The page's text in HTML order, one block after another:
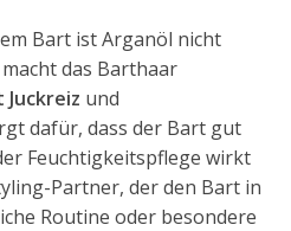
Bart ist Arganöl nicht
das Barthaar
und
dafür, dass der Bart gut
Feuchtigkeitspflege wirkt
Partner, der den Bart in
Routine oder besondere